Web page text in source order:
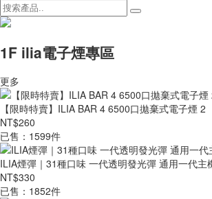
1F ilia電子煙專區
更多
【限時特賣】ILIA BAR 4 6500口拋棄式電子煙 2
NT$260
已售：1599件
ILIA煙彈｜31種口味 一代透明發光彈 通用一代主
NT$330
已售：1852件